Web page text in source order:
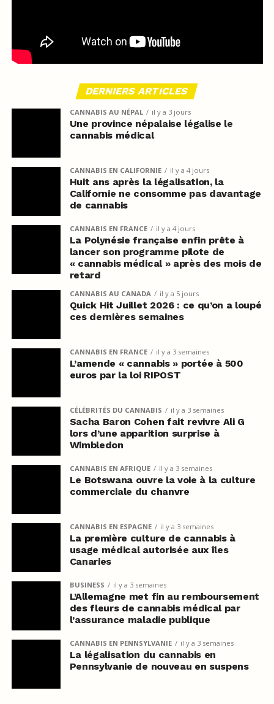
DERNIERS ARTICLES
CANNABIS AU NÉPAL il y a 3 jours
Une province népalaise légalise le
cannabis médical
CANNABIS EN CALIFORNIE il y a 4 jours
Huit ans après la légalisation, la
Californie ne consomme pas davantage
de cannabis
CANNABIS EN FRANCE il y a 4 jours
La Polynésie française enfin prête à
lancer son programme pilote de
« cannabis médical » après des mois de
retard
CANNABIS AU CANADA il y a 5 jours
Quick Hit Juillet 2026 : ce qu’on a loupé
ces dernières semaines
CANNABIS EN FRANCE il y a 3 semaines
L’amende « cannabis » portée à 500
euros par la loi RIPOST
CÉLÉBRITÉS DU CANNABIS il y a 3 semaines
Sacha Baron Cohen fait revivre Ali G
lors d’une apparition surprise à
Wimbledon
CANNABIS EN AFRIQUE il y a 3 semaines
Le Botswana ouvre la voie à la culture
commerciale du chanvre
CANNABIS EN ESPAGNE il y a 3 semaines
La première culture de cannabis à
usage médical autorisée aux îles
Canaries
BUSINESS il y a 3 semaines
L’Allemagne met fin au remboursement
des fleurs de cannabis médical par
l’assurance maladie publique
CANNABIS EN PENNSYLVANIE il y a 3 semaines
La légalisation du cannabis en
Pennsylvanie de nouveau en suspens